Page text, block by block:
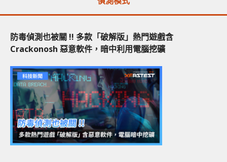
防毒偵測也被關 !! 多款「破解版」熱門遊戲含
Crackonosh 惡意軟件，暗中利用電腦挖礦